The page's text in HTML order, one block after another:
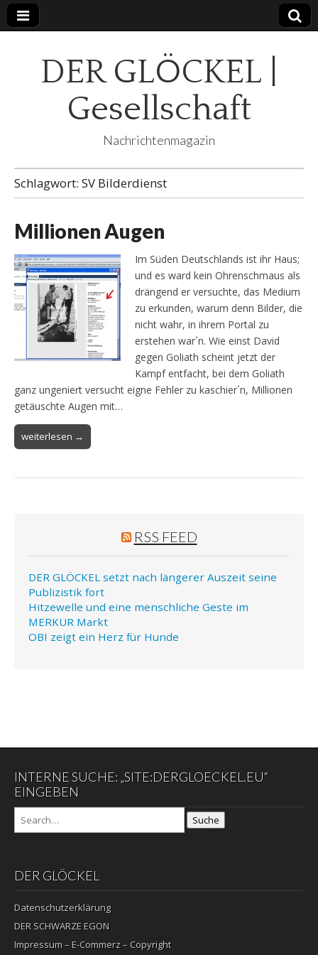
DER GLÖCKEL |
Gesellschaft
Nachrichtenmagazin
Schlagwort: SV Bilderdienst
Millionen Augen
Im Süden Deutschlands ist ihr Haus;
und es ward kein Ohrenschmaus als
drängend er versuchte, das Medium
zu erkunden, warum denn Bilder, die
nicht wahr, in ihrem Portal zu
erstehen war´n. Wie einst David
gegen Goliath scheint jetzt der
Kampf entfacht, bei dem Goliath
ganz ungeniert versucht eigne Fehler zu kaschier´n, Millionen
getäuschte Augen mit…
weiterlesen →
RSS FEED
DER GLÖCKEL setzt nach längerer Auszeit seine
Publizistik fort
Hitzewelle und eine menschliche Geste im
MERKUR Markt
OBI zeigt ein Herz für Hunde
INTERNE SUCHE: „SITE:DERGLOECKEL.EU“
EINGEBEN
Suche
DER GLÖCKEL
Datenschutzerklärung
DER SCHWARZE EGON
Impressum – E-Commerz – Copyright